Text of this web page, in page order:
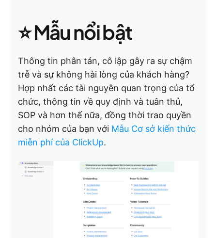
⭐ Mẫu nổi bật
Thông tin phân tán, cô lập gây ra sự chậm
trễ và sự không hài lòng của khách hàng?
Hợp nhất các tài nguyên quan trọng của tổ
chức, thông tin về quy định và tuân thủ,
SOP và hơn thế nữa, đồng thời trao quyền
cho nhóm của bạn với Mẫu Cơ sở kiến thức
miễn phí của ClickUp.